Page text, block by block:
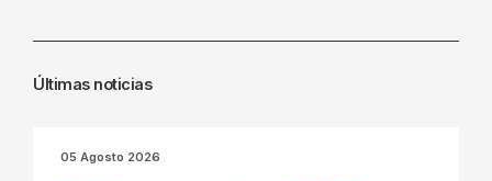
Últimas noticias
05 Agosto 2026